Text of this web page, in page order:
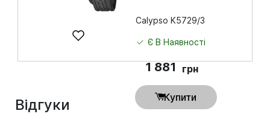
Calypso K5729/3
Є В Наявності
1 881 грн
Купити
Відгуки